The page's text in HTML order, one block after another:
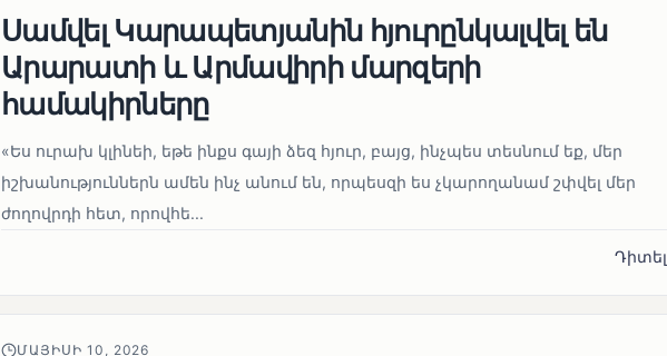
Սամվել Կարապետյանին հյուրընկալվել են
Արարատի և Արմավիրի մարզերի
համակիրները
«Ես ուրախ կլինեի, եթե ինքս գայի ձեզ հյուր, բայց, ինչպես տեսնում եք, մեր
իշխանություններն ամեն ինչ անում են, որպեսզի ես չկարողանամ շփվել մեր
ժողովրդի հետ, որովհե...
Դիտել
ՄԱՅԻՍԻ 10, 2026